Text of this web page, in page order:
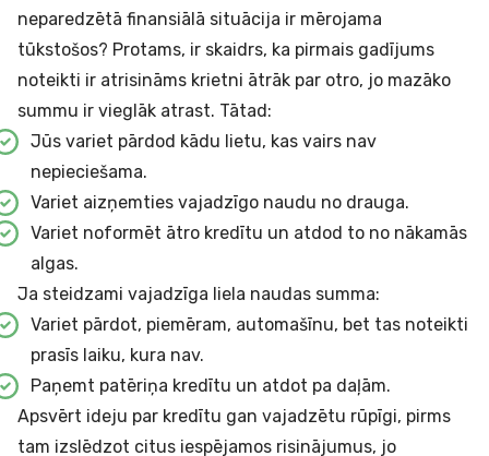
neparedzētā finansiālā situācija ir mērojama
tūkstošos? Protams, ir skaidrs, ka pirmais gadījums
noteikti ir atrisināms krietni ātrāk par otro, jo mazāko
summu ir vieglāk atrast. Tātad:
Jūs variet pārdod kādu lietu, kas vairs nav
nepieciešama.
Variet aizņemties vajadzīgo naudu no drauga.
Variet noformēt ātro kredītu un atdod to no nākamās
algas.
Ja steidzami vajadzīga liela naudas summa:
Variet pārdot, piemēram, automašīnu, bet tas noteikti
prasīs laiku, kura nav.
Paņemt patēriņa kredītu un atdot pa daļām.
Apsvērt ideju par kredītu gan vajadzētu rūpīgi, pirms
tam izslēdzot citus iespējamos risinājumus, jo